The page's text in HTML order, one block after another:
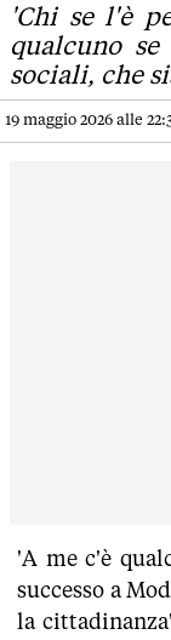
'Chi se l'è
qualcuno
sociali, che
19 maggio 2026 alle
'A me c'è
successo a
la